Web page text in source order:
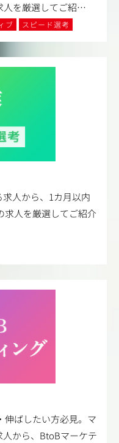
人を厳選してご紹…
ブ スピード選考
人から、1カ月以内
求人を厳選してご紹介
伸ばしたい方必見。マ
人から、BtoBマーケテ